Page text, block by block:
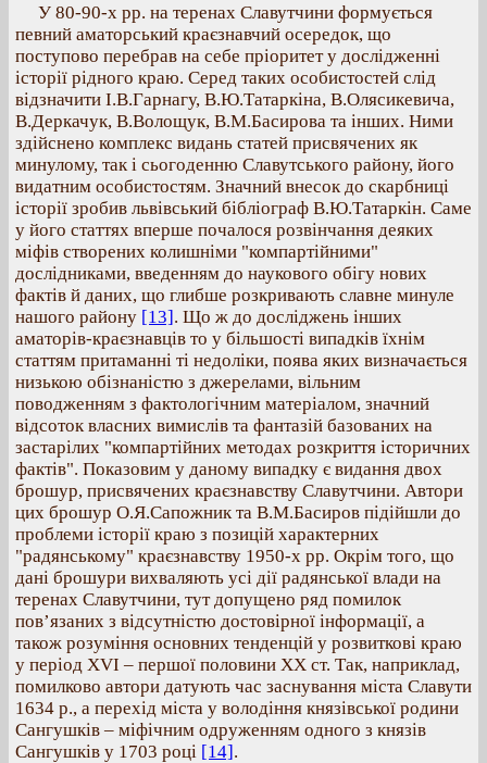
У 80-90-х рр. на теренах Славутчини формується
певний аматорський краєзнавчий осередок, що
поступово перебрав на себе пріоритет у дослідженні
історії рідного краю. Серед таких особистостей слід
відзначити І.В.Гарнагу, В.Ю.Татаркіна, В.Олясикевича,
В.Деркачук, В.Волощук, В.М.Басирова та інших. Ними
здійснено комплекс видань статей присвячених як
минулому, так і сьогоденню Славутського району, його
видатним особистостям. Значний внесок до скарбниці
історії зробив львівський бібліограф В.Ю.Татаркін. Саме
у його статтях вперше почалося розвінчання деяких
міфів створених колишніми "компартійними"
дослідниками, введенням до наукового обігу нових
фактів й даних, що глибше розкривають славне минуле
нашого району [13]. Що ж до досліджень інших
аматорів-краєзнавців то у більшості випадків їхнім
статтям притаманні ті недоліки, поява яких визначається
низькою обізнаністю з джерелами, вільним
поводженням з фактологічним матеріалом, значний
відсоток власних вимислів та фантазій базованих на
застарілих "компартійних методах розкриття історичних
фактів". Показовим у даному випадку є видання двох
брошур, присвячених краєзнавству Славутчини. Автори
цих брошур О.Я.Сапожник та В.М.Басиров підійшли до
проблеми історії краю з позицій характерних
"радянському" краєзнавству 1950-х рр. Окрім того, що
дані брошури вихваляють усі дії радянської влади на
теренах Славутчини, тут допущено ряд помилок
пов’язаних з відсутністю достовірної інформації, а
також розуміння основних тенденцій у розвиткові краю
у період ХVІ – першої половини ХХ ст. Так, наприклад,
помилково автори датують час заснування міста Славути
1634 р., а перехід міста у володіння князівської родини
Сангушків – міфічним одруженням одного з князів
Сангушків у 1703 році [14].